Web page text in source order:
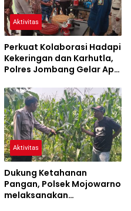
Aktivitas
Perkuat Kolaborasi Hadapi
Kekeringan dan Karhutla,
Polres Jombang Gelar Apel
Aktivitas
Dukung Ketahanan
Pangan, Polsek Mojowarno
melaksanakan